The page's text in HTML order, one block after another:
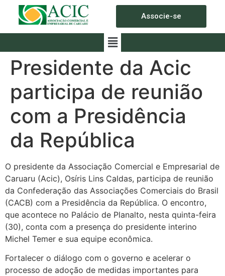
Associe-se
Presidente da Acic
participa de reunião
com a Presidência
da República
O presidente da Associação Comercial e Empresarial de
Caruaru (Acic), Osíris Lins Caldas, participa de reunião
da Confederação das Associações Comerciais do Brasil
(CACB) com a Presidência da República. O encontro,
que acontece no Palácio de Planalto, nesta quinta-feira
(30), conta com a presença do presidente interino
Michel Temer e sua equipe econômica.
Fortalecer o diálogo com o governo e acelerar o
processo de adoção de medidas importantes para